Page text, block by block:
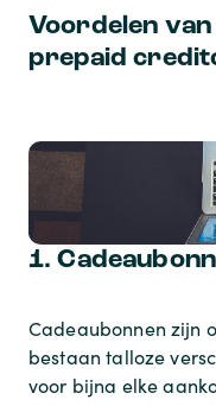
Voordelen van
prepaid
1.
Cadeaubonnen zijn
bestaan talloze
voor bijna elke